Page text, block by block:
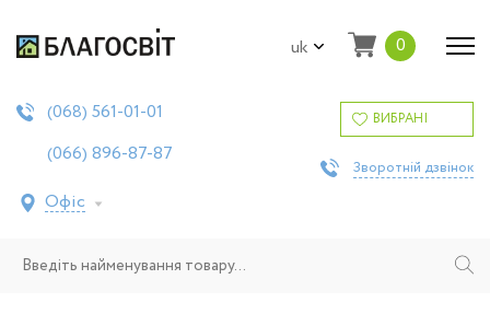
uk 0
(068) 561-01-01
(066) 896-87-87
Офіс
ВИБРАНІ
Зворотній дзвінок